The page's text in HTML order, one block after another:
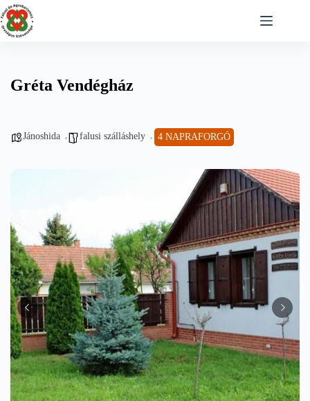
Skip
to
content
Gréta Vendégház
Jánoshida falusi szálláshely 4 NAPRAFORGÓ